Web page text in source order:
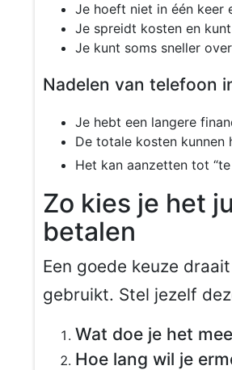
Je hoeft niet in één keer
Je spreidt kosten en
Je kunt soms sneller
Nadelen van telefoon
Je hebt een langere
De totale kosten kunnen
Het kan aanzetten tot
Zo kies je het
betalen
Een goede keuze
gebruikt. Stel jezelf
Wat doe je het
Hoe lang wil je